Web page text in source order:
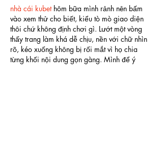
nhà cái kubet hôm bữa mình rảnh nên bấm
vào xem thử cho biết, kiểu tò mò giao diện
thôi chứ không định chơi gì. Lướt một vòng
thấy trang làm khá dễ chịu, nền với chữ nhìn
rõ, kéo xuống không bị rối mắt vì họ chia
từng khối nội dung gọn gàng. Mình để ý